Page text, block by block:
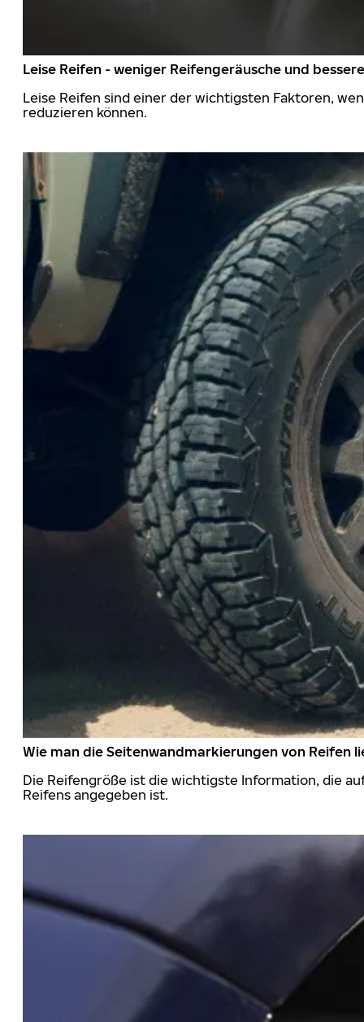
Leise Reifen - weniger Reifengeräusche und
Leise Reifen sind einer der wichtigsten Faktoren,
reduzieren können.
Wie man die Seitenwandmarkierungen von Reifen
Die Reifengröße ist die wichtigste Information, die
Reifens angegeben ist.